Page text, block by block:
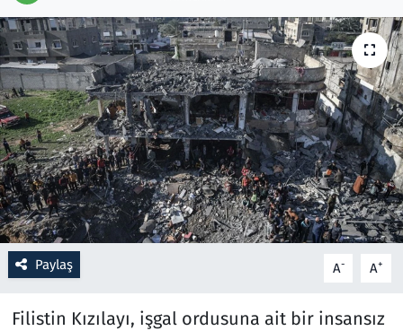
Paylaş A- A+
Filistin Kızılayı, işgal ordusuna ait bir insansız
Oyun
Ramazan
Resmi İlanlar
Rüya Tabirleri
Sağlık
Savunma Sanayi
Seçim 2023